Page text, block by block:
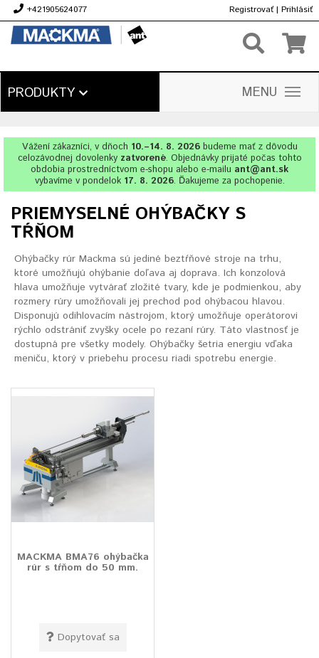
+421905624077 Registrovať | Prihlásiť
PRODUKTY MENU
Vážení zákazníci, v dňoch 10.–14. 8. 2026budeme mať z dôvodu
celozávodnej dovolenkyzatvorené. Objednávky prijaté počas tohto
obdobia prostredníctvom e-shopu alebo e-mailu ant@ant.sk
vybavíme v pondelok 17. 8. 2026. Ďakujeme za pochopenie.
PRIEMYSELNÉ OHÝBAČKY S
TŔŇOM
Ohýbačky rúr Mackma sú jediné beztŕňové stroje na trhu,
ktoré umožňujú ohýbanie doľava aj doprava. Ich konzolová
hlava umožňuje vytvárať zložité tvary, kde je podmienkou, aby
rozmery rúry umožňovali jej prechod pod ohýbacou hlavou.
Disponujú odihlovacím nástrojom, ktorý umožňuje operátorovi
rýchlo odstrániť zvyšky ocele po rezaní rúry. Táto vlastnosť je
dostupná pre všetky modely. Ohýbačky šetria energiu vďaka
meniču, ktorý v priebehu procesu riadi spotrebu energie.
MACKMA BMA76 ohýbačka
rúr s tŕňom do 50 mm.
Dopytovať sa